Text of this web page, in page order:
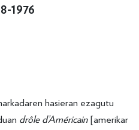
1976
hasieran ezagutu
drôle d’Américain [amerikar